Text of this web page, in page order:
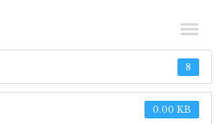
8
0.00 KB